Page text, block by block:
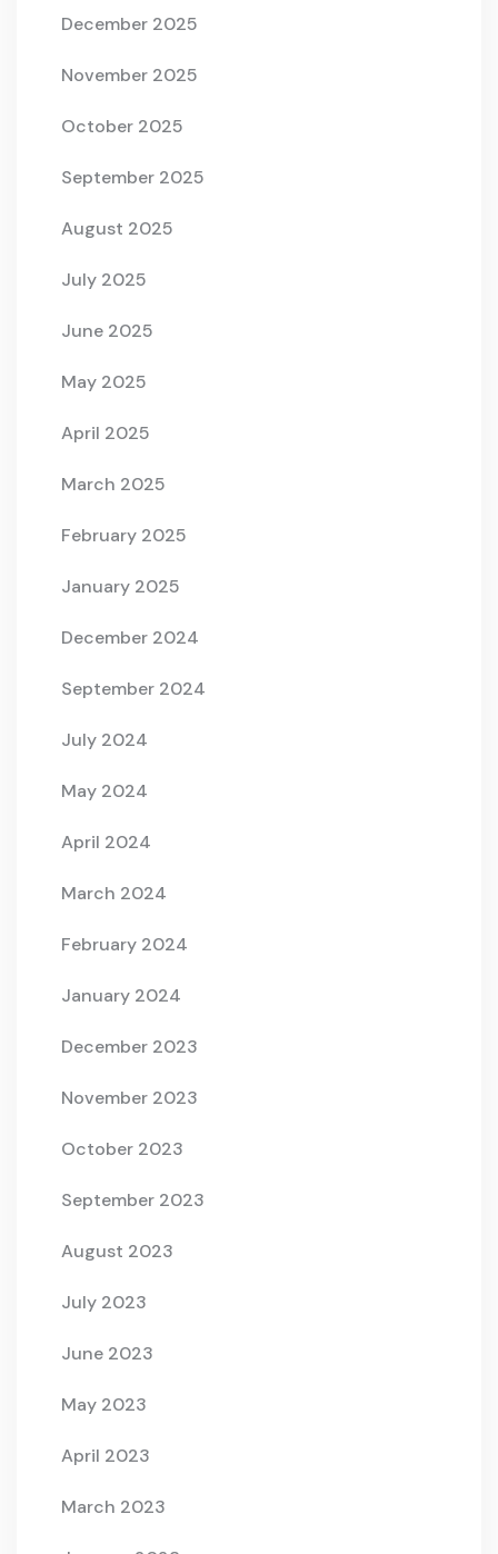
December 2025
November 2025
October 2025
September 2025
August 2025
July 2025
June 2025
May 2025
April 2025
March 2025
February 2025
January 2025
December 2024
September 2024
July 2024
May 2024
April 2024
March 2024
February 2024
January 2024
December 2023
November 2023
October 2023
September 2023
August 2023
July 2023
June 2023
May 2023
April 2023
March 2023